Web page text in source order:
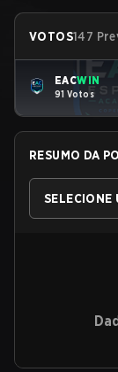
VOTOS147
EACWIN
91 Votos
RESUMO DA
SELECIONE